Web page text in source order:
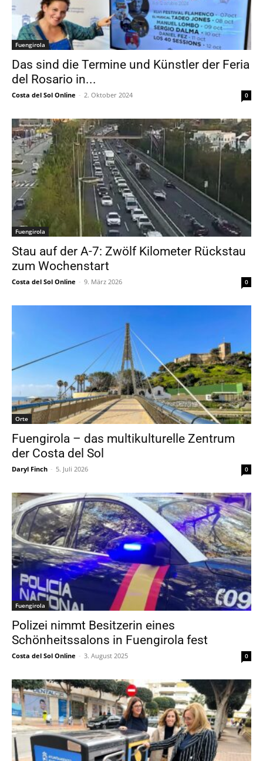
Fuengirola
Das sind die Termine und Künstler der Feria
del Rosario in...
Costa del Sol Online - 2. Oktober 2024 0
Fuengirola
Stau auf der A-7: Zwölf Kilometer Rückstau
zum Wochenstart
Costa del Sol Online - 9. März 2026 0
Orte
Fuengirola – das multikulturelle Zentrum
der Costa del Sol
Daryl Finch - 5. Juli 2026 0
Fuengirola
Polizei nimmt Besitzerin eines
Schönheitssalons in Fuengirola fest
Costa del Sol Online - 3. August 2025 0